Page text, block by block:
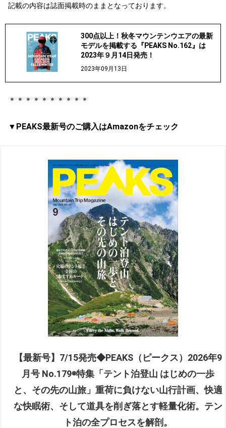
記載の内容は誌面掲載時のままとなっております。
300点以上！秋冬マウンテンウエアの最新
モデルを掲載する『PEAKS No.162』は
2023年９月14日発売！
2023年09月13日
＊＊＊＊＊＊＊＊＊＊
▼PEAKS最新号のご購入はAmazonをチェック
【最新号】7/15発売◆PEAKS（ピークス）2026年9
月号 No.179◉特集「テント泊登山 はじめの一歩
と、その先の山旅」重荷に負けない山行計画、快適
な快眠術、そして道具を削ぎ落とす軽量化術。テン
ト泊の全プロセスを解剖。